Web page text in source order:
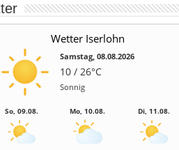
Wetter Iserlohn
Samstag, 08.08.2026
10 / 26°C
Sonnig
So, 09.08. Mo, 10.08. Di, 11.08.